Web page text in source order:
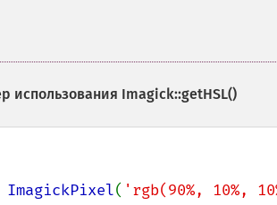
использования Imagick::getHSL()
ImagickPixel( 'rgb(90%, 10%,